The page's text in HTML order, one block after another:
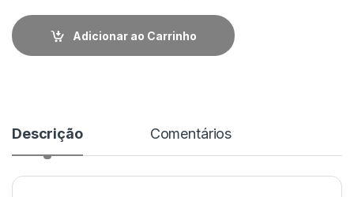
Adicionar ao Carrinho
Descrição Comentários